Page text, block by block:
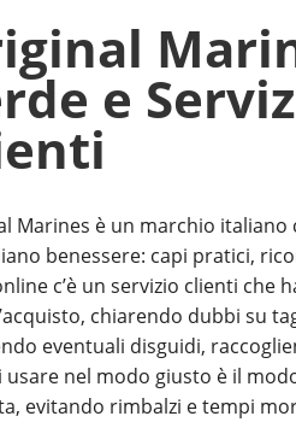
e
Marines è un marchio italiano
benessere: capi pratici,
c’è un servizio clienti che
chiarendo dubbi su
eventuali disguidi,
usare nel modo giusto è il
evitando rimbalzi e tempi